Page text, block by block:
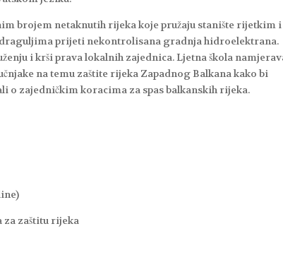
brojem netaknutih rijeka koje pružaju stanište rijetkim i
prijeti nekontrolisana gradnja hidroelektrana.
i krši prava lokalnih zajednica. Ljetna škola
na temu zaštite rijeka Zapadnog Balkana kako bi
zajedničkim koracima za spas balkanskih rijeka.
zaštitu rijeka